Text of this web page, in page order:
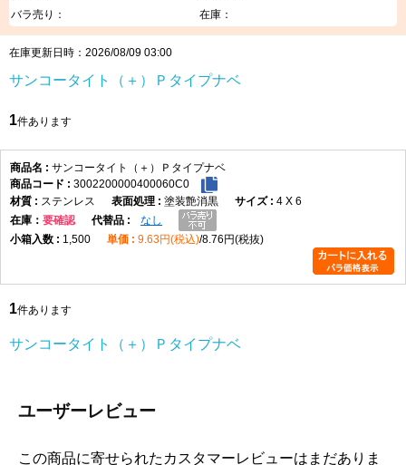
バラ売り：
在庫：
在庫更新日時：2026/08/09 03:00
サンコータイト（＋）Ｐタイプナベ
1件あります
サンコータイト（＋）Ｐタイプナベ
3002200000400060C0
ステンレス
塗装艶消黒
4 X 6
在庫
要確認
なし
1,500
9.63円(税込) 8.76円(税抜)
1件あります
サンコータイト（＋）Ｐタイプナベ
ユーザーレビュー
この商品に寄せられたカスタマーレビューはまだありま